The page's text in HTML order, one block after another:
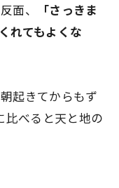
面、
「さっきま
れてもよくな
起きてからもず
比べると天と地の